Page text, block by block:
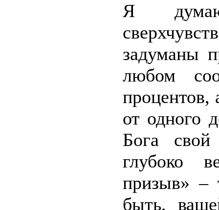
Я
задуманы
любом
процентов,
от одного
Бога
глубоко
призыв» –
быть,